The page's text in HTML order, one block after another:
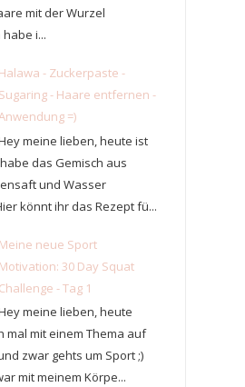
mit der Wurzel
i...
Halawa - Zuckerpaste -
Sugaring - Haare entfernen -
=)
meine lieben, heute ist
das Gemisch aus
und Wasser
könnt ihr das Rezept fü...
Meine neue Sport
Motivation: 30 Day Squat
Challenge - Tag 1
meine lieben, heute
mal mit einem Thema auf
zwar gehts um Sport ;)
mit meinem Körpe...